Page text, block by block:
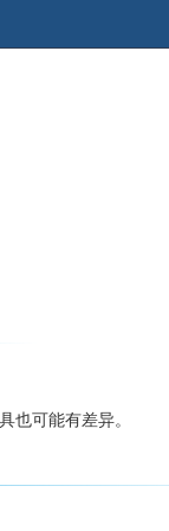
也可能有差异。